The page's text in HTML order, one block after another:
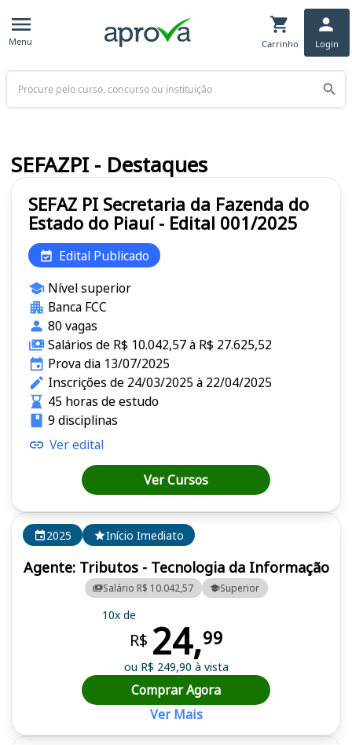
Menu Carrinho Login
Buscar
2025 Início Imediato
Agente: Tributos - Tecnologia da Informação
Salário R$ 10.042,57 Superior
10x de
R$ 24,99
ou R$ 249,90 à vista
Comprar Agora
Ver Mais
SEFAZ PI Secretaria da Fazenda do
Estado do Piauí - Edital 001/2025
Edital Publicado
Nível superior
Banca FCC
80 vagas
Salários de R$ 10.042,57 à R$ 27.625,52
Prova dia 13/07/2025
Inscrições de 24/03/2025 à 22/04/2025
45 horas de estudo
9 disciplinas
Ver edital
Ver Cursos
SEFAZPI - Destaques